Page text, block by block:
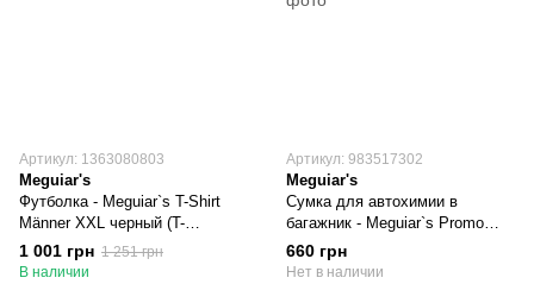
Артикул: 1363080803
Meguiar's
Футболка - Meguiar`s T-Shirt
Männer XXL черный (T-
SHIRTSGER_MEN_XXL)
1 001 грн 1 251 грн
В наличии
Артикул: 983517302
Meguiar's
Сумка для автохимии в
багажник - Meguiar`s Promo
Bag 10x29x33 см.
(VMPROMOBAG)
660 грн
Нет в наличии